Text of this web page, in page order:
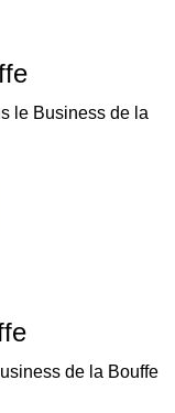
le Business de la
de la Bouffe